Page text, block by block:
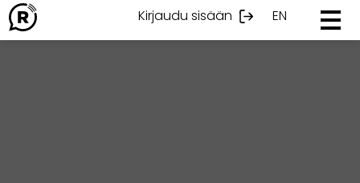
Ohita
sisältöön
Kirjaudu sisään EN